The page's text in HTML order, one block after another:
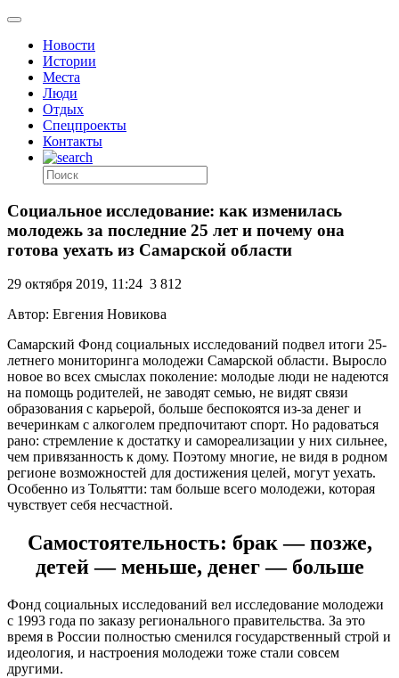
Новости
Истории
Места
Люди
Отдых
Спецпроекты
Контакты
Социальное исследование: как изменилась
молодежь за последние 25 лет и почему она
готова уехать из Самарской области
29 октября 2019, 11:24 3 812
Автор: Евгения Новикова
Самарский Фонд социальных исследований подвел итоги 25-
летнего мониторинга молодежи Самарской области. Выросло
новое во всех смыслах поколение: молодые люди не надеются
на помощь родителей, не заводят семью, не видят связи
образования с карьерой, больше беспокоятся из-за денег и
вечеринкам с алкоголем предпочитают спорт. Но радоваться
рано: стремление к достатку и самореализации у них сильнее,
чем привязанность к дому. Поэтому многие, не видя в родном
регионе возможностей для достижения целей, могут уехать.
Особенно из Тольятти: там больше всего молодежи, которая
чувствует себя несчастной.
Самостоятельность: брак — позже,
детей — меньше, денег — больше
Фонд социальных исследований вел исследование молодежи
с 1993 года по заказу регионального правительства. За это
время в России полностью сменился государственный строй и
идеология, и настроения молодежи тоже стали совсем
другими.